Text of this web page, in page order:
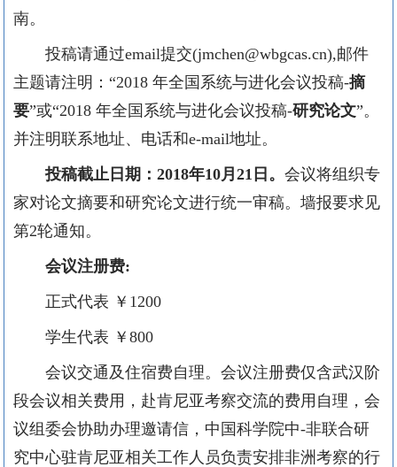
南。
投稿请通过email提交(jmchen@wbgcas.cn),邮件
主题请注明：“2018 年全国系统与进化会议投稿-摘
要”或“2018 年全国系统与进化会议投稿-研究论文”。
并注明联系地址、电话和e-mail地址。
投稿截止日期： 2018年10月 21 日。 会议将组织专
家对论文摘要和研究论文进行统一审稿。墙报要求见
第2轮通知。
会议注册费:
正式代表 ￥ 1200
学生代表 ￥ 800
会议交通及住宿费自理。会议注册费仅含武汉阶
段会议相关费用，赴肯尼亚考察交流的费用自理，会
议组委会协助办理邀请信，中国科学院中-非联合研
究中心驻肯尼亚相关工作人员负责安排非洲考察的行